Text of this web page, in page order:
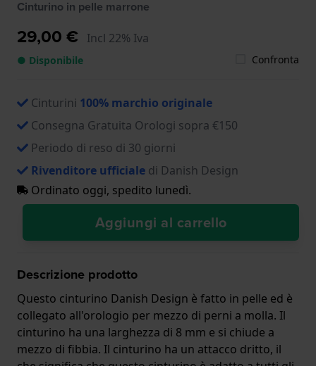
Cinturino in pelle marrone
29,00 € Incl 22% Iva
● Disponibile Confronta
Cinturini 100% marchio originale
Consegna Gratuita Orologi sopra €150
Periodo di reso di 30 giorni
Rivenditore ufficiale di Danish Design
Ordinato oggi, spedito lunedì.
Aggiungi al carrello
Descrizione prodotto
Questo cinturino Danish Design è fatto in pelle ed è
collegato all'orologio per mezzo di perni a molla. Il
cinturino ha una larghezza di 8 mm e si chiude a
mezzo di fibbia. Il cinturino ha un attacco dritto, il